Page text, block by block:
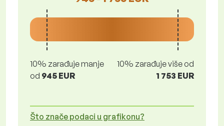
10% zarađuje manje
od 945 EUR
10% zarađuje više od
1 753 EUR
Što znače podaci u grafikonu?